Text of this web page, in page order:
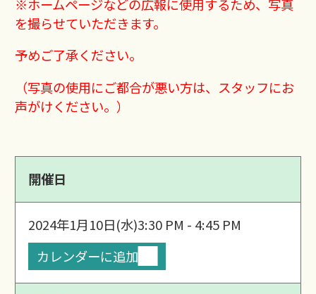
※ホームページなどの広報に使用するため、写真
を撮らせていただきます。
予めご了承ください。
（写真の使用にご都合が悪い方は、スタッフにお
声がけください。）
開催日
2024年1月10日(水)3:30 PM - 4:45 PM
カレンダーに追加